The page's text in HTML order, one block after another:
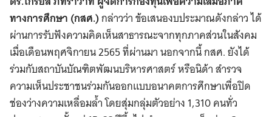
ทางการศึกษา (กสศ.)กล่าวว่า ข้อเสนองบประมาณดังกล่าว ได้
ผ่านการรับฟังความคิดเห็นสาธารณะจากทุกภาคส่วนในสังคม
เมื่อเดือนพฤศจิกายน 2565 ที่ผ่านมา นอกจากนี้ กสศ. ยังได้
ร่วมกับสถาบันบัณฑิตพัฒนบริหารศาสตร์ หรือนิด้า สำรวจ
ความเห็นประชาชนร่วมกันออกแบบอนาคตการศึกษาเพื่อปิด
ช่องว่างความเหลื่อมล้ำ โดยสุ่มกลุ่มตัวอย่าง 1,310 คนทั่ว